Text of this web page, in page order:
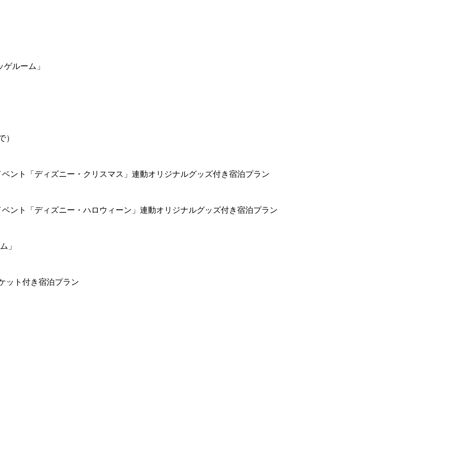
ルーム」
）
ント「ディズニー・クリスマス」連動オリジナルグッズ付き宿泊プラン
ント「ディズニー・ハロウィーン」連動オリジナルグッズ付き宿泊プラン
」
ット付き宿泊プラン